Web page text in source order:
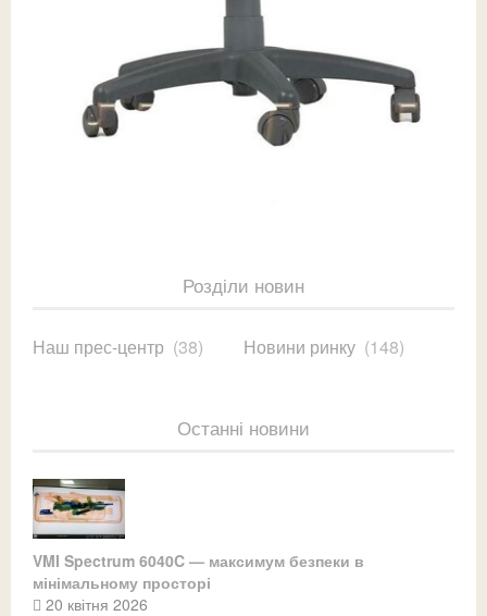
Розділи новин
Наш прес-центр (38) Новини ринку (148)
Останні новини
VMI Spectrum 6040C — максимум безпеки в
мінімальному просторі
20 квітня 2026